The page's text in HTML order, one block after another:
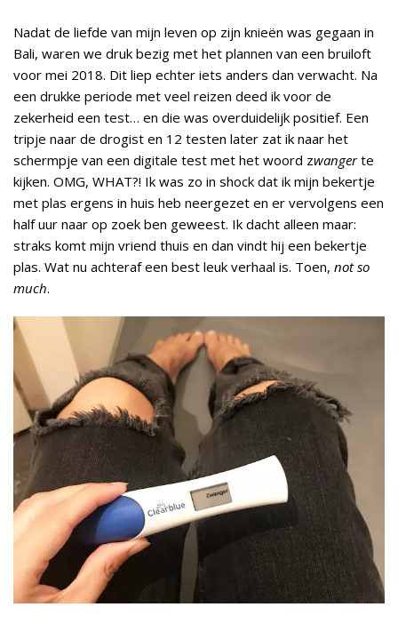
Nadat de liefde van mijn leven op zijn knieën was gegaan in
Bali, waren we druk bezig met het plannen van een bruiloft
voor mei 2018. Dit liep echter iets anders dan verwacht. Na
een drukke periode met veel reizen deed ik voor de
zekerheid een test… en die was overduidelijk positief. Een
tripje naar de drogist en 12 testen later zat ik naar het
schermpje van een digitale test met het woord zwangerte
kijken. OMG, WHAT?! Ik was zo in shock dat ik mijn bekertje
met plas ergens in huis heb neergezet en er vervolgens een
half uur naar op zoek ben geweest. Ik dacht alleen maar:
straks komt mijn vriend thuis en dan vindt hij een bekertje
plas. Wat nu achteraf een best leuk verhaal is. Toen, not so
much.